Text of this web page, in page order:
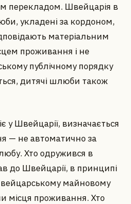
перекладом. Швейцарія в
укладені за кордоном,
матеріальним
проживання і не
публічному порядку
дитячі шлюби також
у Швейцарії, визначається
— не автоматично за
Хто одружився в
до Швейцарії, в принципі
майновому
місця проживання. Хто